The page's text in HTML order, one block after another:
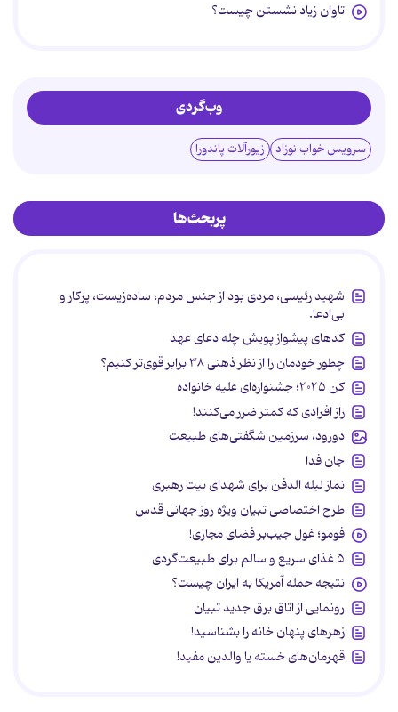
تاوان زیاد نشستن چیست؟
وب‌گردی
سرویس خواب نوزاد زیورآلات پاندورا
پربحث‌ها
شهید رئیسی، مردی بود از جنس مردم، ساده‌زیست، پرکار و
بی‌ادعا.
کدهای پیشواز پویش چله دعای عهد
چطور خودمان را از نظر ذهنی ۳۸ برابر قوی‌تر کنیم؟
کن ۲۰۲۵؛ جشنواره‌ای علیه خانواده
راز افرادی که کمتر ضرر می‌کنند!
دورود، سرزمین شگفتی‌های طبیعت
جان فدا
نماز لیله الدفن برای شهدای بیت رهبری
طرح اختصاصی تبیان ویژه روز جهانی قدس
فومو؛ غول جیب‌بر فضای مجازی!
۵ غذای سریع و سالم برای طبیعت‌گردی
نتیجه حمله آمریکا به ایران چیست؟
رونمایی از اتاق برق جدید تبیان
زهرهای پنهان خانه را بشناسید!
قهرمان‌های خسته یا والدین مفید!